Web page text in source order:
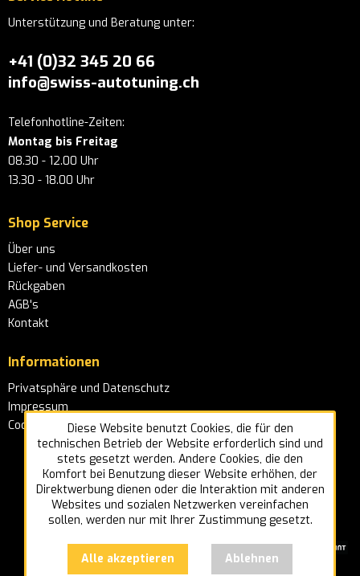
Unterstützung und Beratung unter:
+41 (0)32 345 20 66
info@swiss-autotuning.ch
Telefonhotline-Zeiten:
Montag bis Freitag
08.30 - 12.00 Uhr
13.30 - 18.00 Uhr
Shop Service
Über uns
Liefer- und Versandkosten
Rückgaben
AGB's
Kontakt
Informationen
Privatsphäre und Datenschutz
Impressum
Cookie-EinstellungenDiese Website benutzt Cookies, die für den
technischen Betrieb der Website erforderlich sind und
stets gesetzt werden. Andere Cookies, die den
Komfort bei Benutzung dieser Website erhöhen, der
Direktwerbung dienen oder die Interaktion mit anderen
Websites und sozialen Netzwerken vereinfachen
sollen, werden nur mit Ihrer Zustimmung gesetzt.
Alle akzeptieren Ablehnen